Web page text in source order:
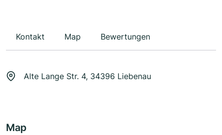
Kontakt Map Bewertungen
Alte Lange Str. 4, 34396 Liebenau
Map